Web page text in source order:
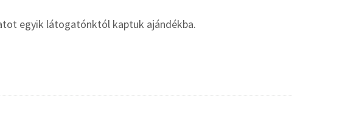
egyik látogatónktól kaptuk ajándékba.